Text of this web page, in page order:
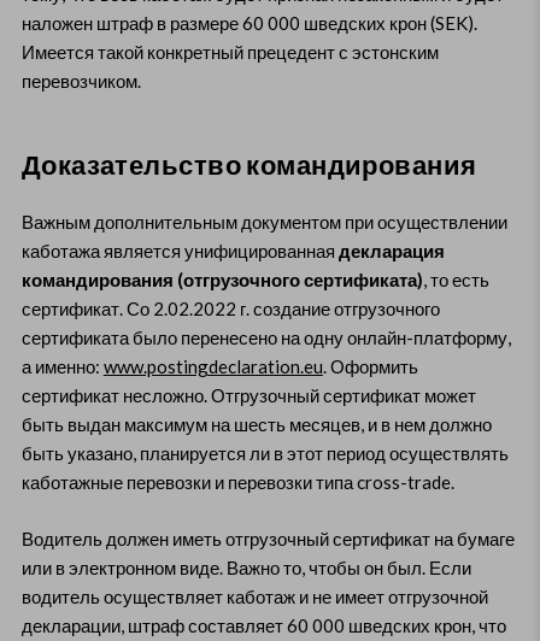
наложен штраф в размере 60 000 шведских крон (SEK).
Имеется такой конкретный прецедент с эстонским
перевозчиком.
Доказательство командирования
Важным дополнительным документом при осуществлении
каботажа является унифицированная декларация
командирования (отгрузочного сертификата), то есть
сертификат. Со 2.02.2022 г. создание отгрузочного
сертификата было перенесено на одну онлайн-платформу,
а именно: www.postingdeclaration.eu. Оформить
сертификат несложно. Отгрузочный сертификат может
быть выдан максимум на шесть месяцев, и в нем должно
быть указано, планируется ли в этот период осуществлять
каботажные перевозки и перевозки типа cross-trade.
Водитель должен иметь отгрузочный сертификат на бумаге
или в электронном виде. Важно то, чтобы он был. Если
водитель осуществляет каботаж и не имеет отгрузочной
декларации, штраф составляет 60 000 шведских крон, что